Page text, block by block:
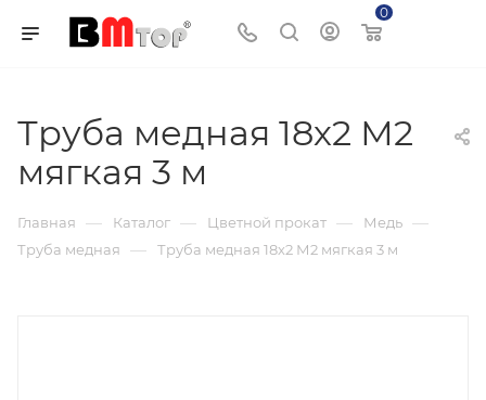
0
Труба медная 18х2 М2
мягкая 3 м
Главная — Каталог — Цветной прокат — Медь —
Труба медная — Труба медная 18х2 М2 мягкая 3 м